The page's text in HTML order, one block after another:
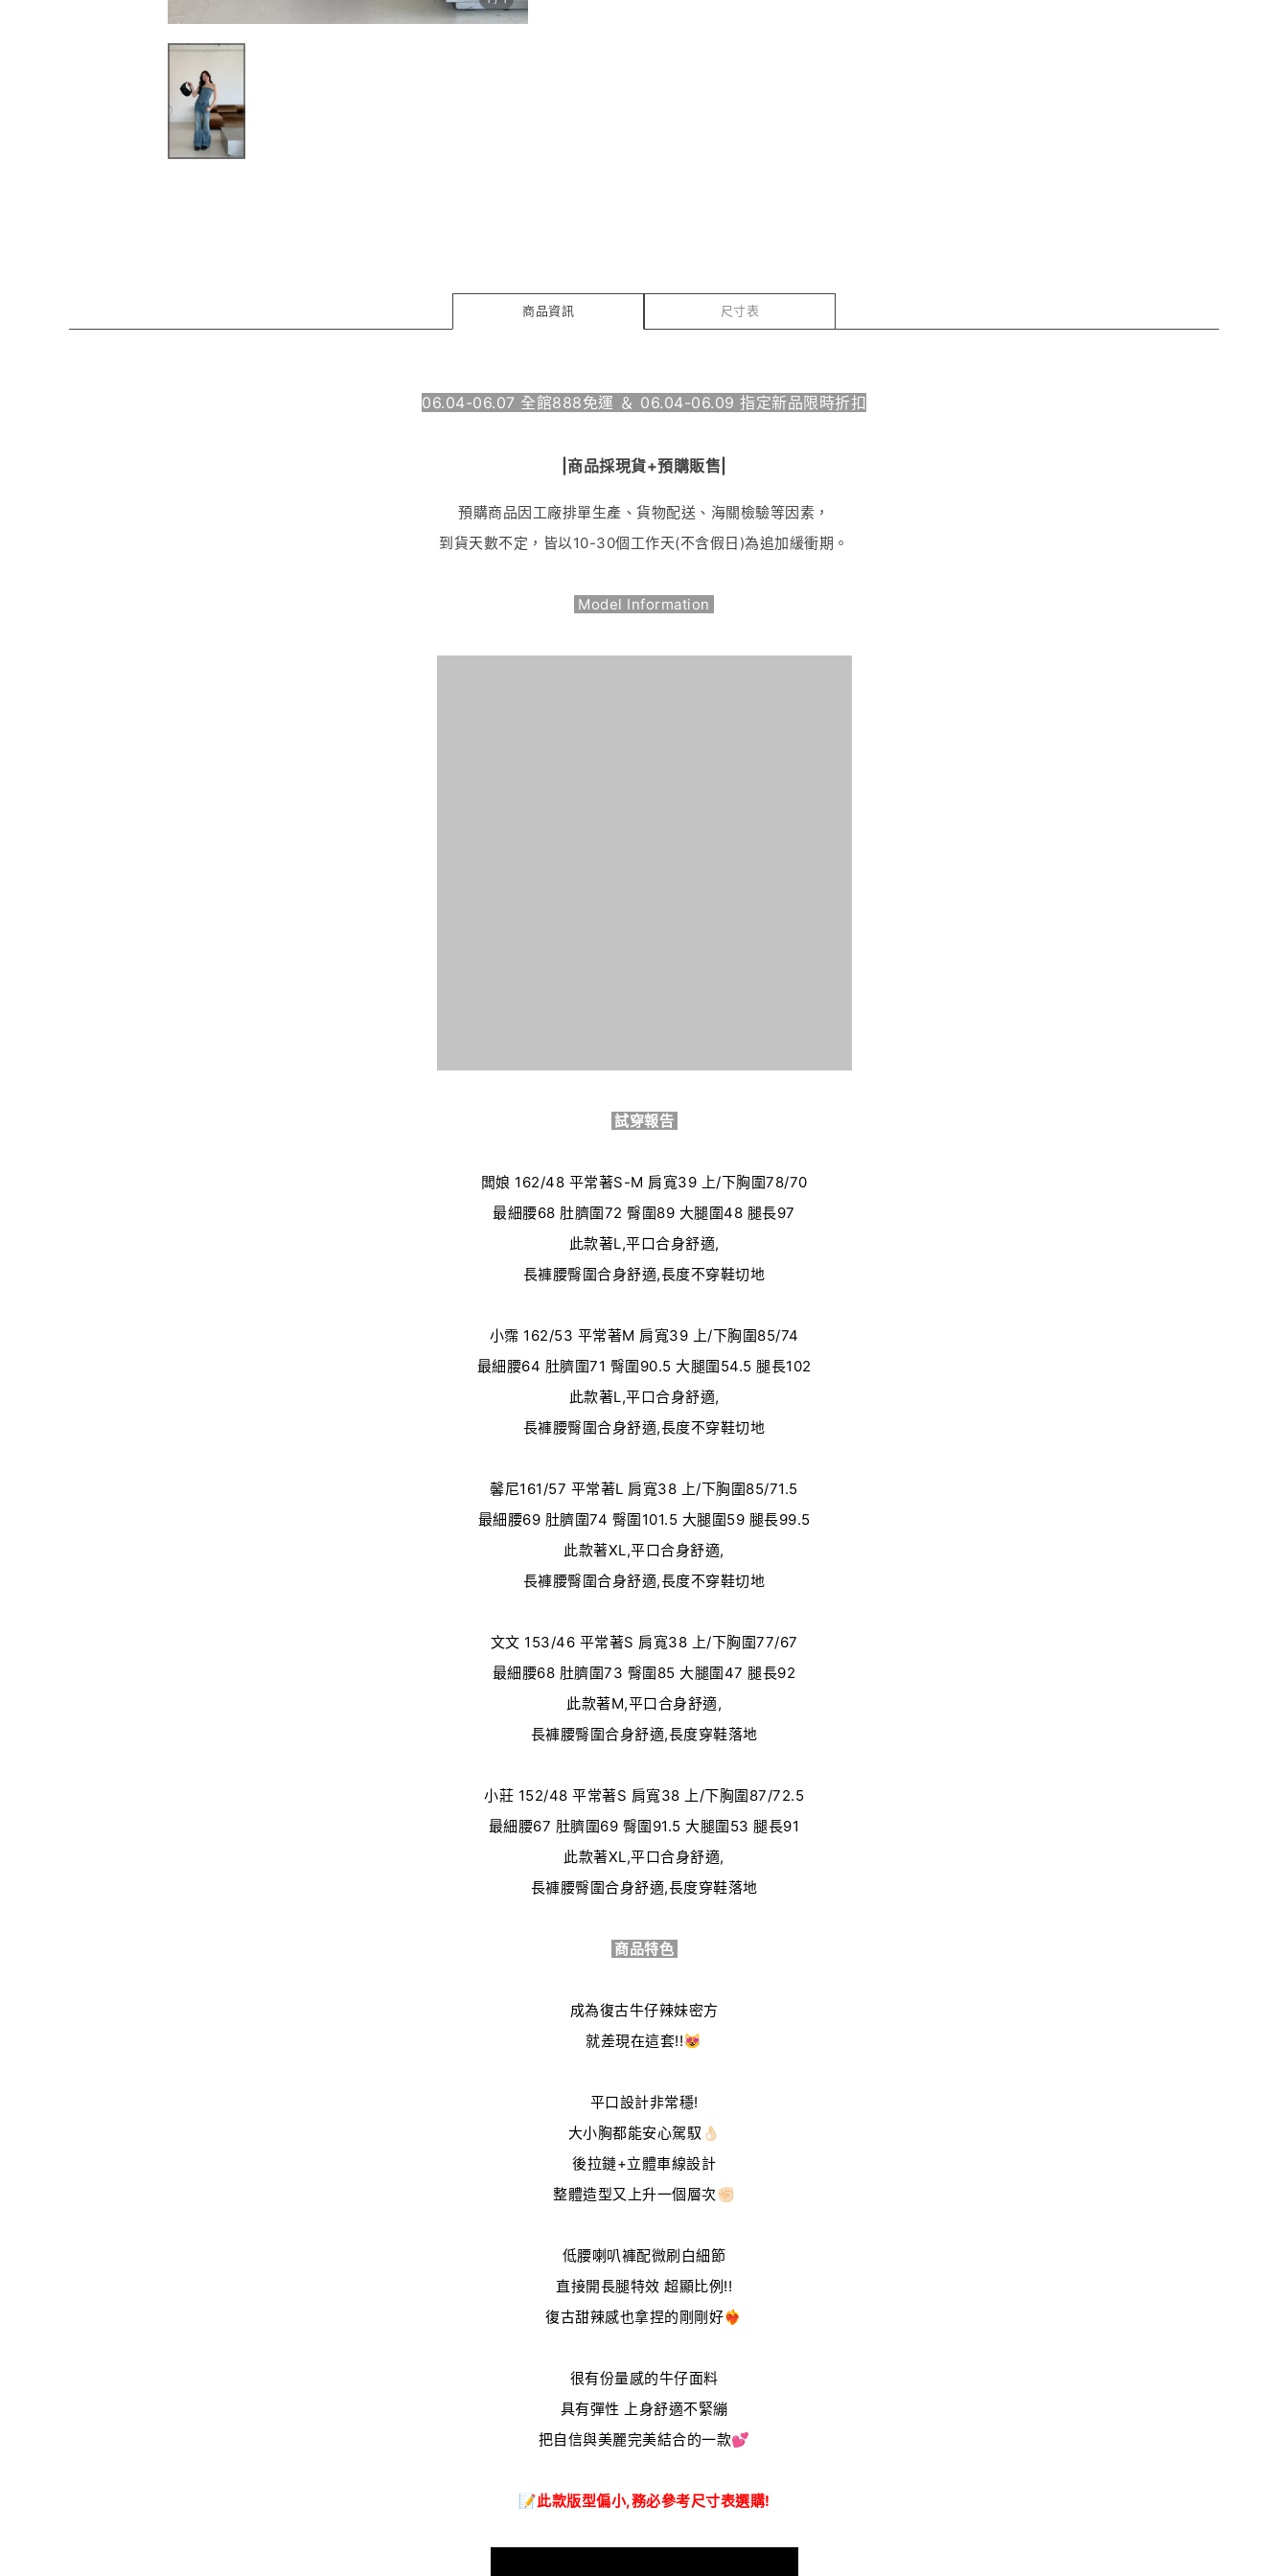
商品資訊 尺寸表
06.04-06.07 全館888免運 ＆ 06.04-06.09 指定新品限時折扣
|商品採現貨+預購販售|
預購商品因工廠排單生產、貨物配送、海關檢驗等因素，
到貨天數不定，皆以10-30個工作天(不含假日)為追加緩衝期。
Model Information
試穿報告
闆娘 162/48 平常著S-M 肩寬39 上/下胸圍78/70
最細腰68 肚臍圍72臀圍89 大腿圍48 腿長97
此款著L,平口合身舒適,
長褲腰臀圍合身舒適,長度不穿鞋切地
小霈 162/53 平常著M 肩寬39 上/下胸圍85/74
最細腰64 肚臍圍71 臀圍90.5 大腿圍54.5 腿長102
此款著L,平口合身舒適,
長褲腰臀圍合身舒適,長度不穿鞋切地
馨尼161/57 平常著L 肩寬38 上/下胸圍85/71.5
最細腰69 肚臍圍74 臀圍101.5 大腿圍59 腿長99.5
此款著XL,平口合身舒適,
長褲腰臀圍合身舒適,長度不穿鞋切地
文文 153/46 平常著S 肩寬38 上/下胸圍77/67
最細腰68 肚臍圍73 臀圍85 大腿圍47 腿長92
此款著M,平口合身舒適,
長褲腰臀圍合身舒適,長度穿鞋落地
小莊 152/48 平常著S 肩寬38 上/下胸圍87/72.5
最細腰67 肚臍圍69 臀圍91.5 大腿圍53 腿長91
此款著XL,平口合身舒適,
長褲腰臀圍合身舒適,長度穿鞋落地
商品特色
成為復古牛仔辣妹密方
就差現在這套!!😻
平口設計非常穩!
大小胸都能安心駕馭👌🏻
後拉鏈+立體車線設計
整體造型又上升一個層次✊🏻
低腰喇叭褲配微刷白細節
直接開長腿特效 超顯比例!!
復古甜辣感也拿捏的剛剛好❤️‍🔥
很有份量感的牛仔面料
具有彈性 上身舒適不緊繃
把自信與美麗完美結合的一款💕
📝此款版型偏小,務必參考尺寸表選購!